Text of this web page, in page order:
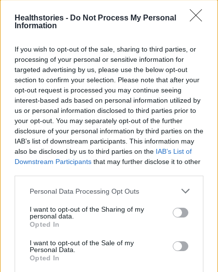
Healthstories - Do Not Process My Personal
Information
If you wish to opt-out of the sale, sharing to third parties, or
processing of your personal or sensitive information for
targeted advertising by us, please use the below opt-out
section to confirm your selection. Please note that after your
opt-out request is processed you may continue seeing
interest-based ads based on personal information utilized by
us or personal information disclosed to third parties prior to
your opt-out. You may separately opt-out of the further
disclosure of your personal information by third parties on the
IAB’s list of downstream participants. This information may
also be disclosed by us to third parties on the IAB’s List of
Downstream Participants that may further disclose it to other
Personal Data Processing Opt Outs
I want to opt-out of the Sharing of my
personal data.
Opted In
I want to opt-out of the Sale of my
Personal Data.
Opted In
συστράτευση όλων με στόχο τη βελτίωση της
ζωής και της διαχείρισης των συνοδών νόσων.
Στη Novo Nordisk, αντιλαμβανόμενοι το
οικονομικό φορτίο της νόσου της
παχυσαρκίας, ενισχύουμε τη συνεργασία με
όλα τα εμπλεκόμενα μέρη, επενδύουμε στην
αναζήτηση νέων καινοτόμων θεραπευτικών
επιλογών και υλοποιούμε καμπάνιες για την
ευαισθητοποίηση του κοινού. Η σημερινή
εταιρική εκδήλωση στα γραφεία της εταιρείας
μας κινείται ακριβώς σε αυτή τη λογική, της
αξιόπιστης ενημέρωσης με ενσυναίσθηση και
ασθενοκεντρική προσέγγιση.»